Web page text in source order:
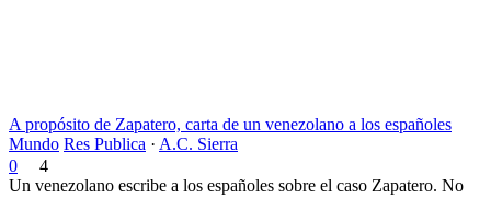
A propósito de Zapatero, carta de un venezolano a los españoles
Mundo Res Publica · A.C. Sierra
0
4
Un venezolano escribe a los españoles sobre el caso Zapatero. No